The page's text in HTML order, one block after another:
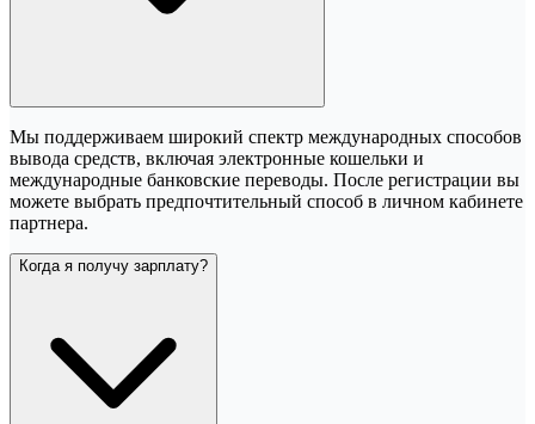
Мы поддерживаем широкий спектр международных способов
вывода средств, включая электронные кошельки и
международные банковские переводы. После регистрации вы
можете выбрать предпочтительный способ в личном кабинете
партнера.
Когда я получу зарплату?